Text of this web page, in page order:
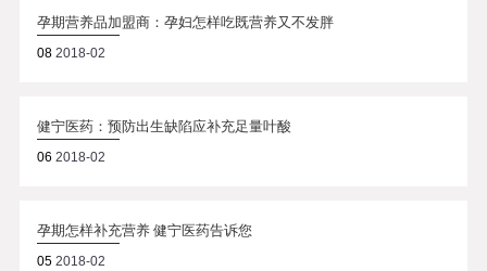
孕期营养品加盟商：孕妇怎样吃既营养又不发胖
082018-02
健宁医药：预防出生缺陷应补充足量叶酸
06 2018-02
孕期怎样补充营养 健宁医药告诉您
052018-02